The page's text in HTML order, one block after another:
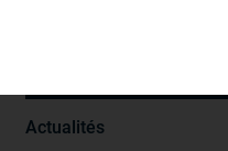
Actualités